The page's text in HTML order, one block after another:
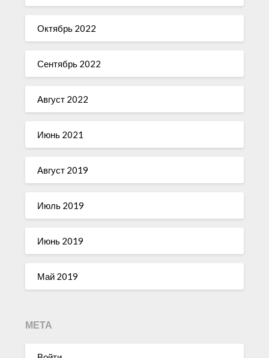
Октябрь 2022
Сентябрь 2022
Август 2022
Июнь 2021
Август 2019
Июль 2019
Июнь 2019
Май 2019
МЕТА